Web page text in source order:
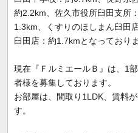
約2.2km、佐久市役所臼田支所
1.3km、くすりのほしまん臼田
臼田店：約1.7kmとなっておりま
現在『ＦルミエールＢ』は、1
者様を募集しております。
お部屋は、間取り1LDK、賃料
す。